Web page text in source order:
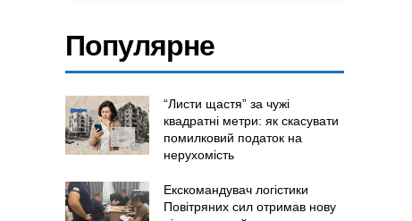
Популярне
“Листи щастя” за чужі
квадратні метри: як скасувати
помилковий податок на
нерухомість
Екскомандувач логістики
Повітряних сил отримав нову